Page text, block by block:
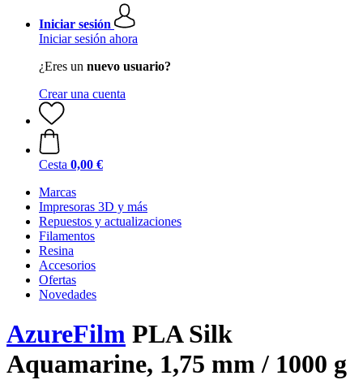
Iniciar sesión
Iniciar sesión ahora
¿Eres un nuevo usuario?
Crear una cuenta
Cesta 0,00 €
Marcas
Impresoras 3D y más
Repuestos y actualizaciones
Filamentos
Resina
Accesorios
Ofertas
Novedades
AzureFilm PLA Silk
Aquamarine, 1,75 mm / 1000 g